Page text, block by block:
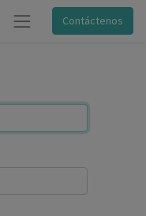
Contáctenos